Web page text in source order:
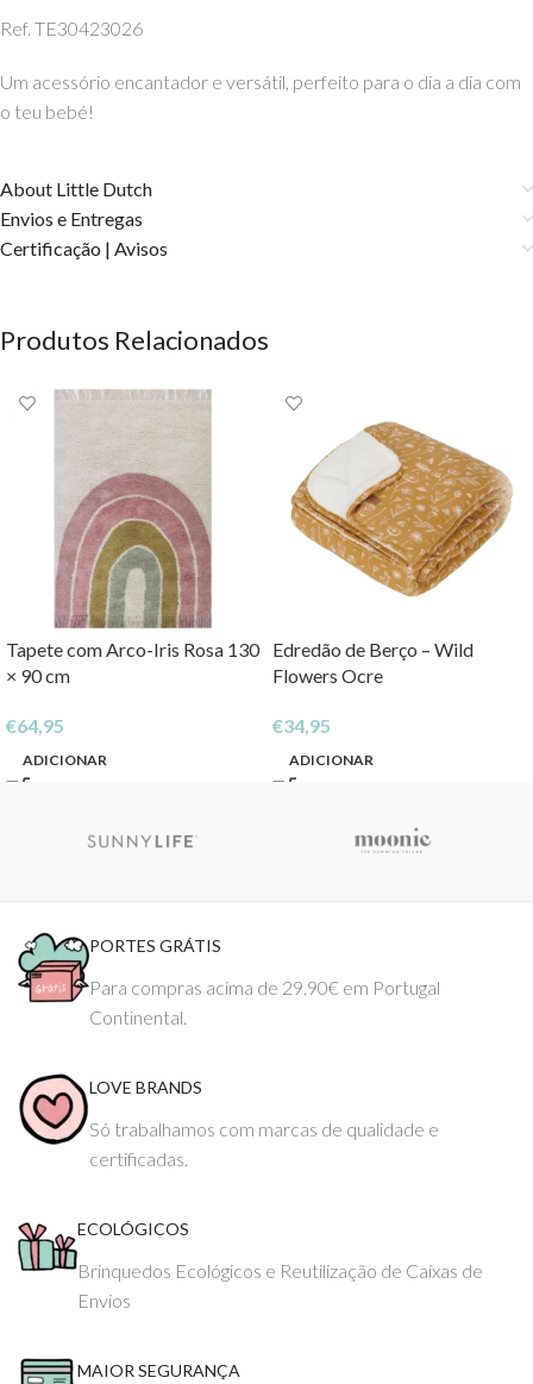
Ref. TE30423026
Um acessório encantador e versátil, perfeito para o dia a dia com
o teu bebé!
About Little Dutch
Envios e Entregas
Certificação | Avisos
Produtos Relacionados
Tapete com Arco-Iris Rosa 130
× 90 cm
€64,95
ADICIONAR
Edredão de Berço – Wild
Flowers Ocre
€34,95
ADICIONAR
PORTES GRÁTIS
Para compras acima de 29.90€ em Portugal
Continental.
LOVE BRANDS
Só trabalhamos com marcas de qualidade e
certificadas.
ECOLÓGICOS
Brinquedos Ecológicos e Reutilização de Caixas de
Envios
MAIOR SEGURANÇA